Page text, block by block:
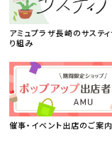
アミュプラザ長崎のサステ
り組み
催事・イベント出店のご案内